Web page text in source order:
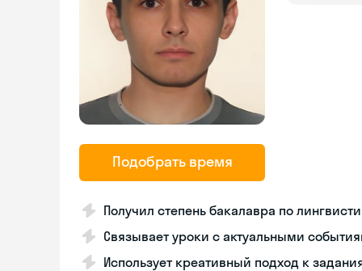
Подобрать время
Получил степень бакалавра по
Связывает уроки с актуальными
Использует креативный подход к